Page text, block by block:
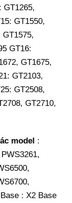
GT1265,
GT1550,
GT1575,
GT16:
GT1675,
GT2103,
GT2508,
GT2710,
model :
: X2 Base